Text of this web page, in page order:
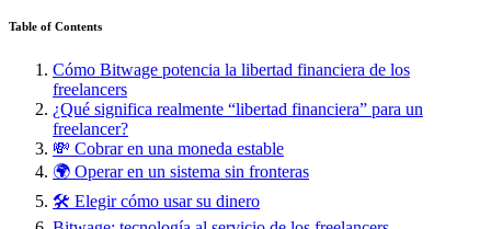
Table of Contents
Cómo Bitwage potencia la libertad financiera de los
freelancers
¿Qué significa realmente “libertad financiera” para un
freelancer?
💸 Cobrar en una moneda estable
🌍 Operar en un sistema sin fronteras
🛠️ Elegir cómo usar su dinero